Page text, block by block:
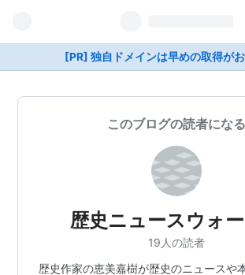
[PR] 独自ドメインは早めの取得がお
このブログの読者になる
歴史ニュースウォ
19人の読者
歴史作家の恵美嘉樹が歴史のニュースや